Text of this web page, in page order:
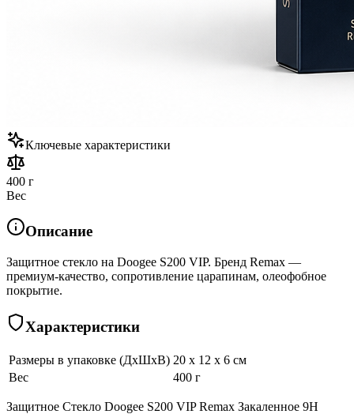
Ключевые характеристики
400 г
Вес
Описание
Защитное стекло на Doogee S200 VIP. Бренд Remax —
премиум-качество, сопротивление царапинам, олеофобное
покрытие.
Характеристики
Размеры в упаковке (ДхШхВ) 20 x 12 x 6 см
Вес
400 г
Защитное Стекло Doogee S200 VIP Remax Закаленное 9H